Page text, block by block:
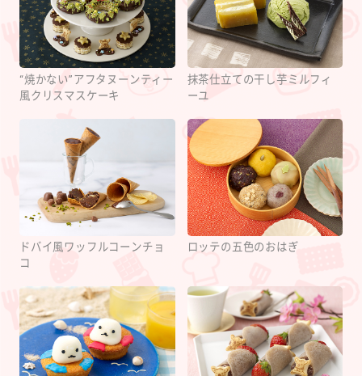
“焼かない”アフタヌーンティー
風クリスマスケーキ
抹茶仕立ての干し芋ミルフィ
ーユ
ドバイ風ワッフルコーンチョ
コ
ロッテの五色のおはぎ